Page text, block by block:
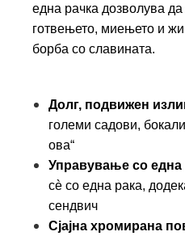
една рачка дозволува да
готвењето, миењето и
борба со славината.
Долг, подвижен
големи садови,
ова“
Управување со една
сè со една рака,
сендвич
Сјајна хромирана